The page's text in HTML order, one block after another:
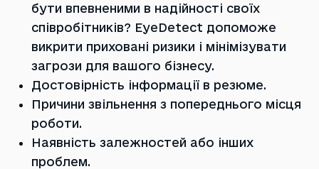
бути впевненими в надійності своїх
співробітників? EyeDetect допоможе
викрити приховані ризики і мінімізувати
загрози для вашого бізнесу.
Достовірність інформації в резюме.
Причини звільнення з попереднього місця
роботи.
Наявність залежностей або інших
проблем.